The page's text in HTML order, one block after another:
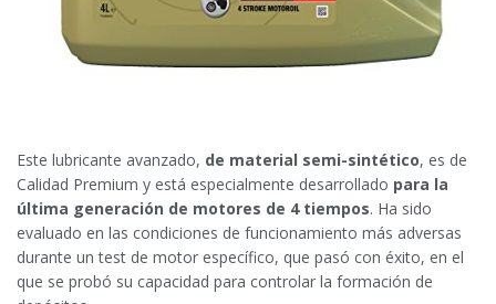
Este lubricante avanzado, de material semi-sintético, es de
Calidad Premium y está especialmente desarrollado para la
última generación de motores de 4 tiempos. Ha sido
evaluado en las condiciones de funcionamiento más adversas
durante un test de motor específico, que pasó con éxito, en el
que se probó su capacidad para controlar la formación de